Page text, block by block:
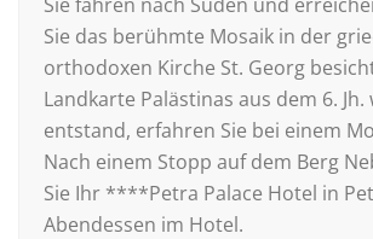
Sie das berühmte Mosaik in der
orthodoxen Kirche St. Georg
Landkarte Palästinas aus dem 6. Jh.
entstand, erfahren Sie bei einem
Nach einem Stopp auf dem Berg
Sie Ihr ****Petra Palace Hotel in
Abendessen im Hotel.